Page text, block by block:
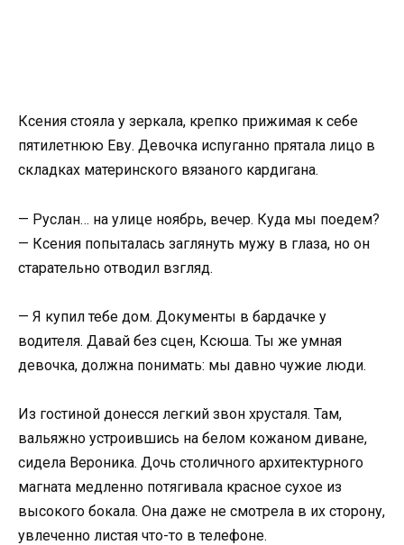
Ксения стояла у зеркала, крепко прижимая к себе
пятилетнюю Еву. Девочка испуганно прятала лицо в
складках материнского вязаного кардигана.
— Руслан… на улице ноябрь, вечер. Куда мы поедем?
— Ксения попыталась заглянуть мужу в глаза, но он
старательно отводил взгляд.
— Я купил тебе дом. Документы в бардачке у
водителя. Давай без сцен, Ксюша. Ты же умная
девочка, должна понимать: мы давно чужие люди.
Из гостиной донесся легкий звон хрусталя. Там,
вальяжно устроившись на белом кожаном диване,
сидела Вероника. Дочь столичного архитектурного
магната медленно потягивала красное сухое из
высокого бокала. Она даже не смотрела в их сторону,
увлеченно листая что-то в телефоне.